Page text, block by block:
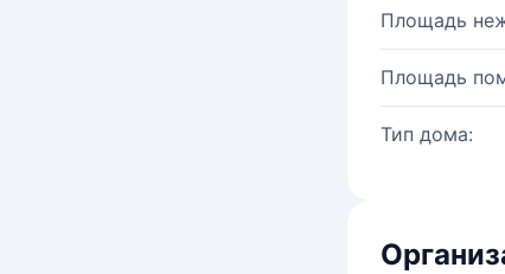
Площадь
Площадь
Тип дома: